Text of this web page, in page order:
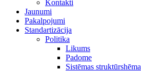
Kontakti
Jaunumi
Pakalpojumi
Standartizācija
Politika
Likums
Padome
Sistēmas struktūrshēma